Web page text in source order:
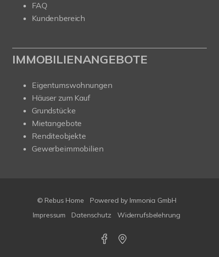
FAQ
Kundenbereich
IMMOBILIENANGEBOTE
Eigentumswohnungen
Häuser zum Kauf
Grundstücke
Mietangebote
Renditeobjekte
Gewerbeimmobilien
© Rebus Home
Powered by Immonia GmbH
Impressum
Datenschutz Widerrufsbelehrung